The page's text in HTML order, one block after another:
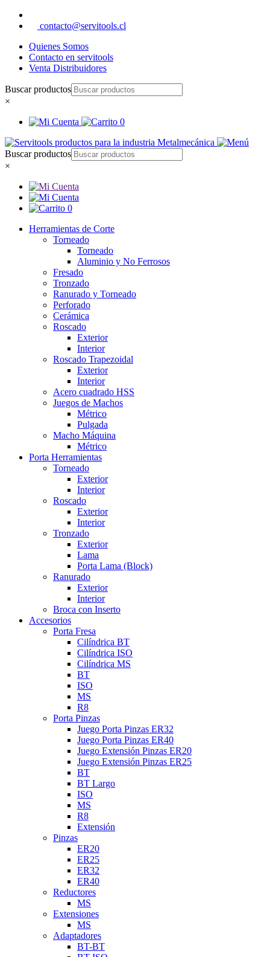
contacto@servitools.cl
Quienes Somos
Contacto en servitools
Venta Distribuidores
Buscar productos
×
0
Buscar productos
×
0
Herramientas de Corte
Torneado
Torneado
Aluminio y No Ferrosos
Fresado
Tronzado
Ranurado y Torneado
Perforado
Cerámica
Roscado
Exterior
Interior
Roscado Trapezoidal
Exterior
Interior
Acero cuadrado HSS
Juegos de Machos
Métrico
Pulgada
Macho Máquina
Métrico
Porta Herramientas
Torneado
Exterior
Interior
Roscado
Exterior
Interior
Tronzado
Exterior
Lama
Porta Lama (Block)
Ranurado
Exterior
Interior
Broca con Inserto
Accesorios
Porta Fresa
Cilíndrica BT
Cilíndrica ISO
Cilíndrica MS
BT
ISO
MS
R8
Porta Pinzas
Juego Porta Pinzas ER32
Juego Porta Pinzas ER40
Juego Extensión Pinzas ER20
Juego Extensión Pinzas ER25
BT
BT Largo
ISO
MS
R8
Extensión
Pinzas
ER20
ER25
ER32
ER40
Reductores
MS
Extensiones
MS
Adaptadores
BT-BT